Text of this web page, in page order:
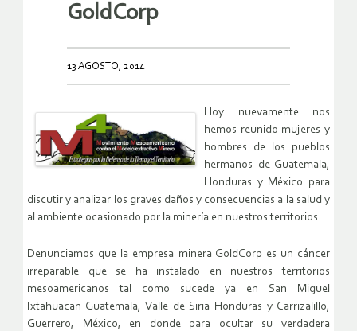
GoldCorp
13 AGOSTO, 2014
Hoy nuevamente nos
hemos reunido mujeres y
hombres de los pueblos
hermanos de Guatemala,
Honduras y México para
discutir y analizar los graves daños y consecuencias a la salud y
al ambiente ocasionado por la minería en nuestros territorios.
Denunciamos que la empresa minera GoldCorp es un cáncer
irreparable que se ha instalado en nuestros territorios
mesoamericanos tal como sucede ya en San Miguel
Ixtahuacan Guatemala, Valle de Siria Honduras y Carrizalillo,
Guerrero, México, en donde para ocultar su verdadera